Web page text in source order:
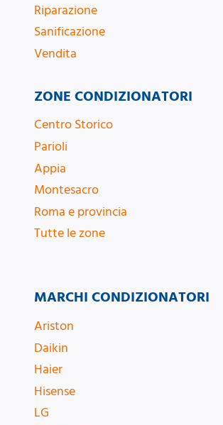
ZONE CONDIZIONATORI
Centro Storico
Parioli
Appia
Montesacro
Roma e provincia
Tutte le zone
Riparazione
Sanificazione
Vendita
MARCHI CONDIZIONATORI
Ariston
Daikin
Haier
Hisense
LG